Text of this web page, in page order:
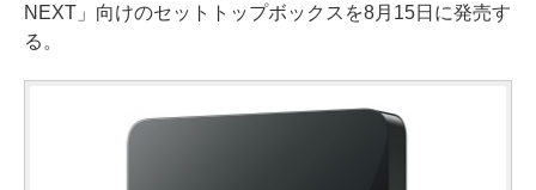
NEXT」向けのセットトップボックスを8月15日に発売す
る。